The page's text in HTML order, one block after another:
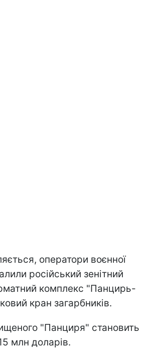
оператори воєнної
російський зенітний
комплекс "Панцирь-
кран загарбників.
"Панциря" становить
млн доларів.